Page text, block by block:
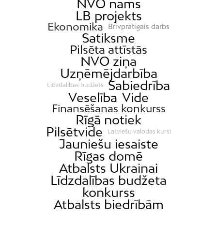
NVO nams
LB projekts
Ekonomika Brīvprātīgais darbs
Satiksme
Pilsēta attīstās
NVO ziņa
Uzņēmējdarbība
Līdzdalības budžets
Sabiedrība
Veselība Vide
Finansēšanas konkurss
Rīgā notiek
Pilsētvide
Latviešu valodas kursi
Jauniešu iesaiste
Rīgas domē
Atbalsts Ukrainai
Līdzdalības budžeta
konkurss
Atbalsts biedrībām